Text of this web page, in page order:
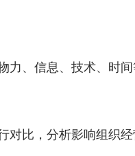
、信息、技术、时间
比，分析影响组织经